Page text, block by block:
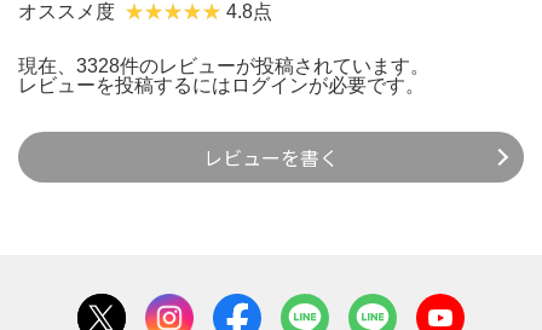
オススメ度 4.8点
現在、3328件のレビューが投稿されています。
レビューを投稿するには ログインが必要です。
レビューを書く